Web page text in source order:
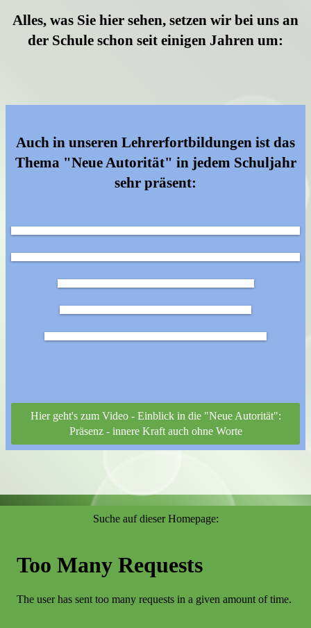
Alles, was Sie hier sehen, setzen wir bei uns an
der Schule schon seit einigen Jahren um:
Auch in unseren Lehrerfortbildungen ist das
Thema "Neue Autorität" in jedem Schuljahr
sehr präsent:
Hier geht's zum Video - Einblick in die "Neue Autorität":
Präsenz - innere Kraft auch ohne Worte
Suche auf dieser Homepage: